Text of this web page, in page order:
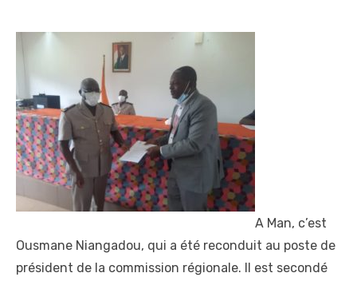
A Man, c’est
Ousmane Niangadou, qui a été reconduit au poste de
président de la commission régionale. Il est secondé